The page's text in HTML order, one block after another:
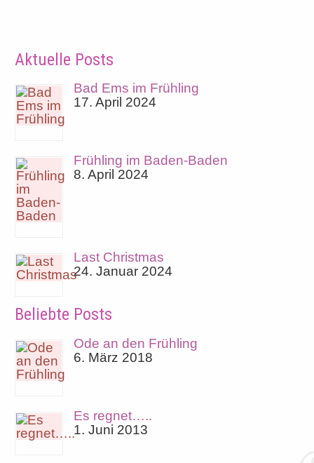
Aktuelle Posts
Bad Ems im Frühling
17. April 2024
Frühling im Baden-Baden
8. April 2024
Last Christmas
24. Januar 2024
Beliebte Posts
Ode an den Frühling
6. März 2018
Es regnet…..
1. Juni 2013